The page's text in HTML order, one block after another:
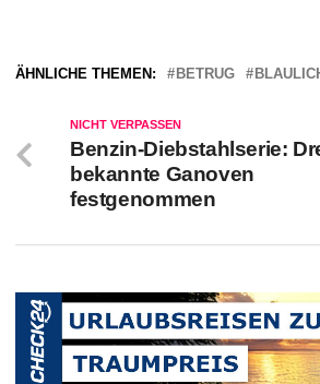
ÄHNLICHE THEMEN: BETRUG
NICHT VERPASSEN
Benzin-Diebstahlserie:
bekannte Ganoven
festgenommen